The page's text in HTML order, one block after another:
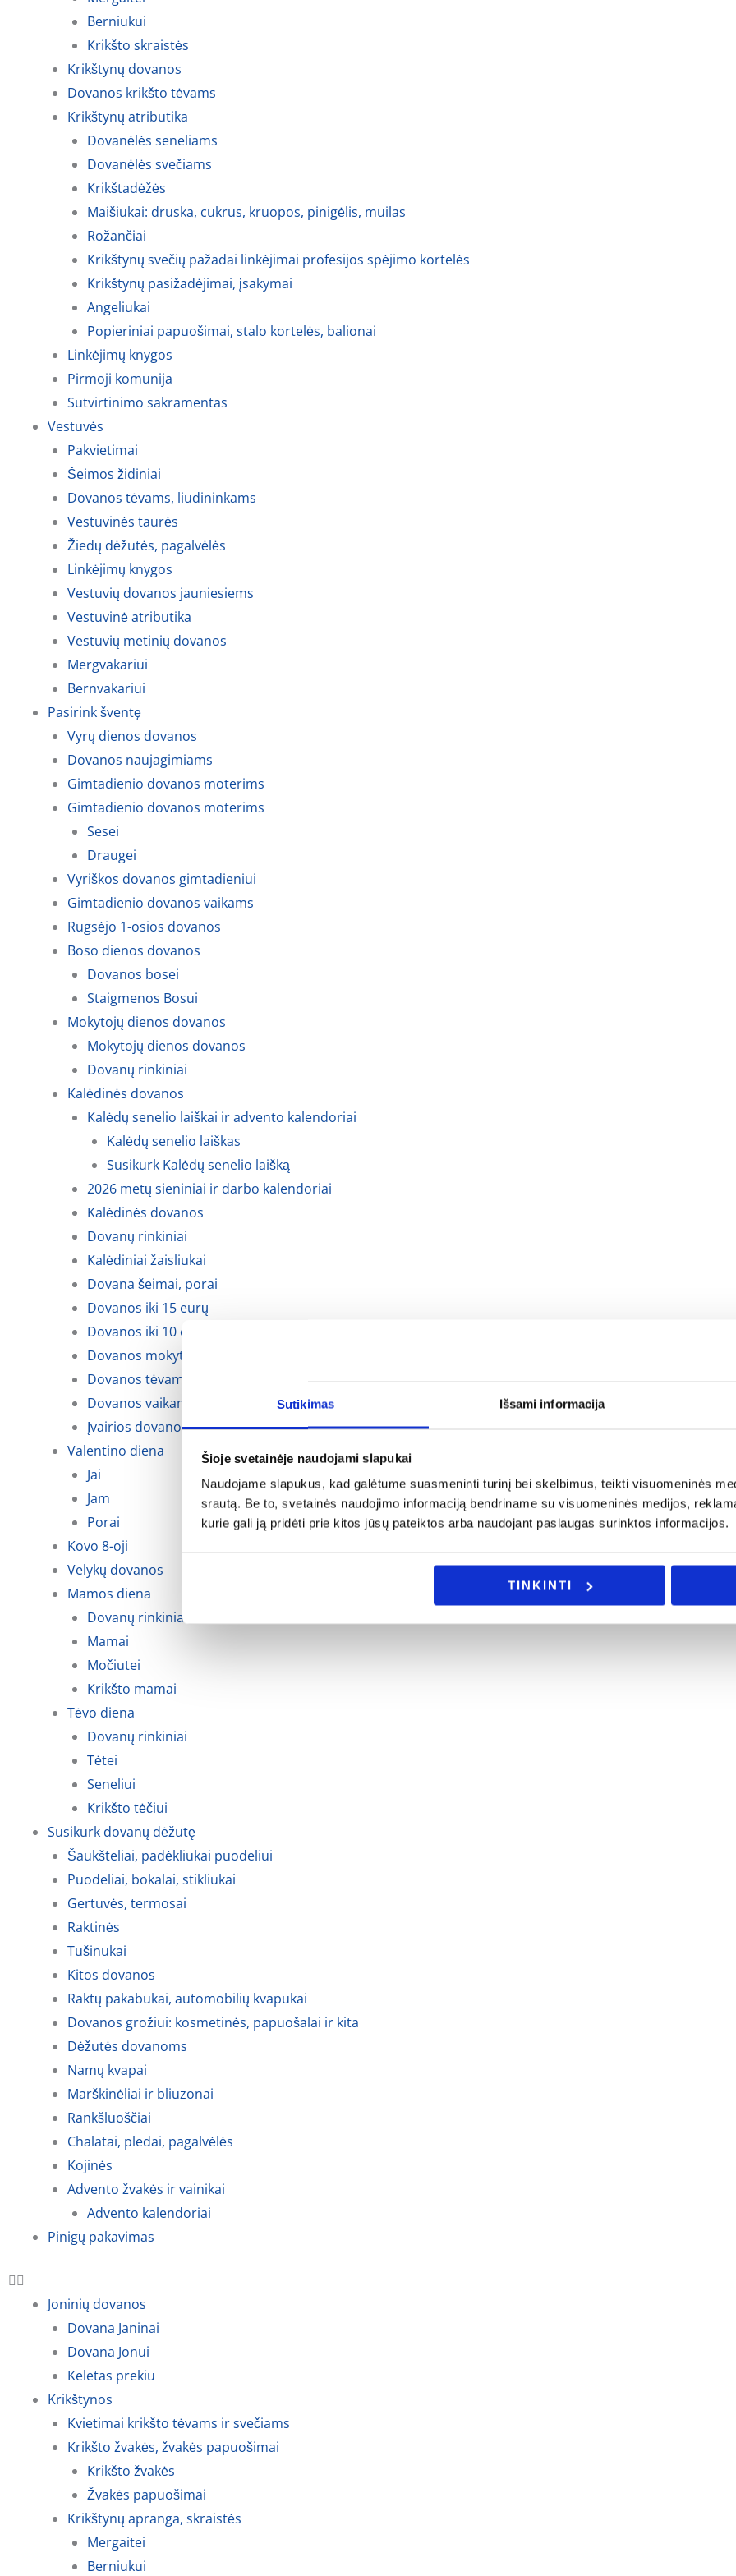
Sutikimas Išsami informacija
Šioje svetainėje naudojami slapukai
Naudojame slapukus, kad galėtume suasmeninti turinį bei skelbimus, teikti visuomeninės
srautą. Be to, svetainės naudojimo informaciją bendriname su visuomeninės medijos,
kurie gali ją pridėti prie kitos jūsų pateiktos arba naudojant paslaugas surinktos informacijos.
TINKINTI
Berniukui
Krikšto skraistės
Krikštynų dovanos
Dovanos krikšto tėvams
Krikštynų atributika
Dovanėlės seneliams
Dovanėlės svečiams
Krikštadėžės
Maišiukai: druska, cukrus, kruopos, pinigėlis, muilas
Rožančiai
Krikštynų svečių pažadai linkėjimai profesijos spėjimo kortelės
Krikštynų pasižadėjimai, įsakymai
Angeliukai
Popieriniai papuošimai, stalo kortelės, balionai
Linkėjimų knygos
Pirmoji komunija
Sutvirtinimo sakramentas
Vestuvės
Pakvietimai
Šeimos židiniai
Dovanos tėvams, liudininkams
Vestuvinės taurės
Žiedų dėžutės, pagalvėlės
Linkėjimų knygos
Vestuvių dovanos jauniesiems
Vestuvinė atributika
Vestuvių metinių dovanos
Mergvakariui
Bernvakariui
Pasirink šventę
Vyrų dienos dovanos
Dovanos naujagimiams
Gimtadienio dovanos moterims
Gimtadienio dovanos moterims
Sesei
Draugei
Vyriškos dovanos gimtadieniui
Gimtadienio dovanos vaikams
Rugsėjo 1-osios dovanos
Boso dienos dovanos
Dovanos bosei
Staigmenos Bosui
Mokytojų dienos dovanos
Mokytojų dienos dovanos
Dovanų rinkiniai
Kalėdinės dovanos
Kalėdų senelio laiškai ir advento kalendoriai
Kalėdų senelio laiškas
Susikurk Kalėdų senelio laišką
2026 metų sieniniai ir darbo kalendoriai
Kalėdinės dovanos
Dovanų rinkiniai
Kalėdiniai žaisliukai
Dovana šeimai, porai
Dovanos iki 15 eurų
Dovanos iki 10 eurų
Dovanos mokytojoms, auklėtojoms
Dovanos tėvams, krikšto tėvams ir seneliams
Dovanos vaikams
Įvairios dovanos kalėdoms
Valentino diena
Jai
Jam
Porai
Kovo 8-oji
Velykų dovanos
Mamos diena
Dovanų rinkiniai
Mamai
Močiutei
Krikšto mamai
Tėvo diena
Dovanų rinkiniai
Tėtei
Seneliui
Krikšto tėčiui
Susikurk dovanų dėžutę
Šaukšteliai, padėkliukai puodeliui
Puodeliai, bokalai, stikliukai
Gertuvės, termosai
Raktinės
Tušinukai
Kitos dovanos
Raktų pakabukai, automobilių kvapukai
Dovanos grožiui: kosmetinės, papuošalai ir kita
Dėžutės dovanoms
Namų kvapai
Marškinėliai ir bliuzonai
Rankšluoščiai
Chalatai, pledai, pagalvėlės
Kojinės
Advento žvakės ir vainikai
Advento kalendoriai
Pinigų pakavimas
Joninių dovanos
Dovana Janinai
Dovana Jonui
Keletas prekiu
Krikštynos
Kvietimai krikšto tėvams ir svečiams
Krikšto žvakės, žvakės papuošimai
Krikšto žvakės
Žvakės papuošimai
Krikštynų apranga, skraistės
Mergaitei
Berniukui